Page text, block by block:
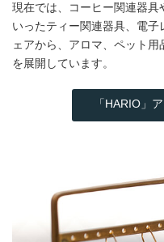
現在では、コーヒー関連器具
いったティー関連器具、電
ェアから、アロマ、ペット
を展開しています。
「HARIO」